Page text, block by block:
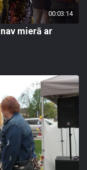
00:03:14
mierā ar